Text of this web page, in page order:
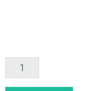
Persoonlijk
winkelwagenmuntje